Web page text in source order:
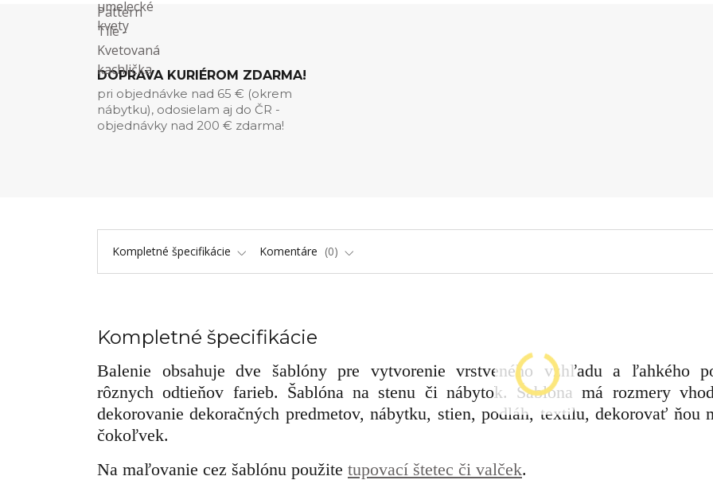
DOPRAVA KURIÉROM ZDARMA!
pri objednávke nad 65 € (okrem
nábytku), odosielam aj do ČR -
objednávky nad 200 € zdarma!
Kompletné špecifikácie Komentáre 0
Kompletné špecifikácie
Balenie obsahuje dve šablóny pre vytvorenie vrstveného vzhľadu a ľahkého
rôznych odtieňov farieb. Šablóna na stenu či nábytok. Šablóna má rozmery
dekorovanie dekoračných predmetov, nábytku, stien, podláh, textilu, dekorovať ňou
čokoľvek.
Na maľovanie cez šablónu použite tupovací štetec či valček.